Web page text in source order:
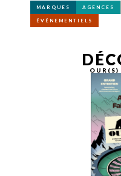
MARQUES AGENCES
ÉVÉNEMENTIELS